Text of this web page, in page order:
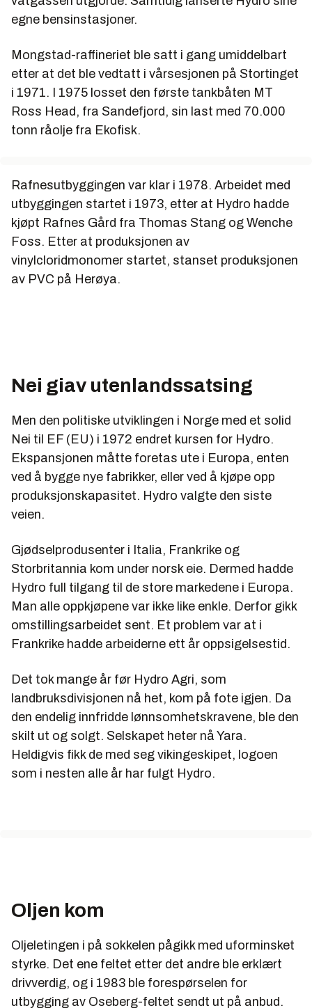
egne bensinstasjoner.
Mongstad-raffineriet ble satt i gang umiddelbart
etter at det ble vedtatt i vårsesjonen på Stortinget
i 1971. I 1975 losset den første tankbåten MT
Ross Head, fra Sandefjord, sin last med 70.000
tonn råolje fra Ekofisk.
Rafnesutbyggingen var klar i 1978. Arbeidet med
utbyggingen startet i 1973, etter at Hydro hadde
kjøpt Rafnes Gård fra Thomas Stang og Wenche
Foss. Etter at produksjonen av
vinylcloridmonomer startet, stanset produksjonen
av PVC på Herøya.
Nei giav utenlandssatsing
Men den politiske utviklingen i Norge med et solid
Nei til EF (EU) i 1972 endret kursen for Hydro.
Ekspansjonen måtte foretas ute i Europa, enten
ved å bygge nye fabrikker, eller ved å kjøpe opp
produksjonskapasitet. Hydro valgte den siste
veien.
Gjødselprodusenter i Italia, Frankrike og
Storbritannia kom under norsk eie. Dermed hadde
Hydro full tilgang til de store markedene i Europa.
Man alle oppkjøpene var ikke like enkle. Derfor gikk
omstillingsarbeidet sent. Et problem var at i
Frankrike hadde arbeiderne ett år oppsigelsestid.
Det tok mange år før Hydro Agri, som
landbruksdivisjonen nå het, kom på fote igjen. Da
den endelig innfridde lønnsomhetskravene, ble den
skilt ut og solgt. Selskapet heter nå Yara.
Heldigvis fikk de med seg vikingeskipet, logoen
som i nesten alle år har fulgt Hydro.
Oljen kom
Oljeletingen i på sokkelen pågikk med uforminsket
styrke. Det ene feltet etter det andre ble erklært
drivverdig, og i 1983 ble forespørselen for
utbygging av Oseberg-feltet sendt ut på anbud.